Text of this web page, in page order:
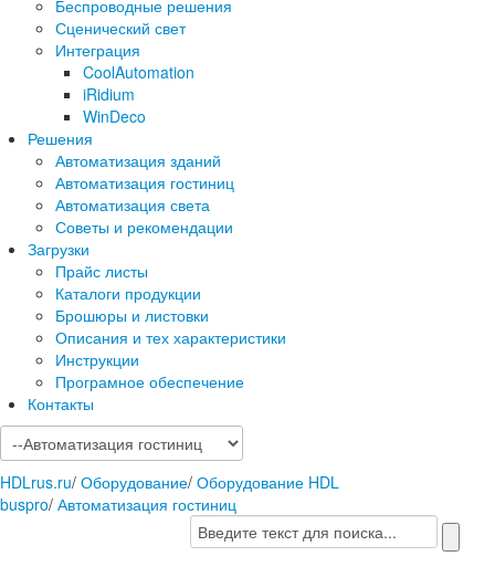
Беспроводные решения
Сценический свет
Интеграция
CoolAutomation
iRidium
WinDeco
Решения
Автоматизация зданий
Автоматизация гостиниц
Автоматизация света
Советы и рекомендации
Загрузки
Прайс листы
Каталоги продукции
Брошюры и листовки
Описания и тех характеристики
Инструкции
Програмное обеспечение
Контакты
HDLrus.ru/ Оборудование/ Оборудование HDL
buspro/ Автоматизация гостиниц